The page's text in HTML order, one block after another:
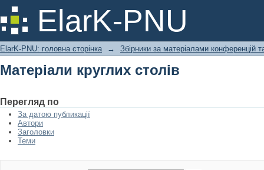
ElarK-PNU
Матеріали круглих столів
ElarK-PNU: головна сторінка → Збірники за матеріалами конференцій
Матеріали круглих столів
Перегляд по
За датою публикації
Автори
Заголовки
Теми